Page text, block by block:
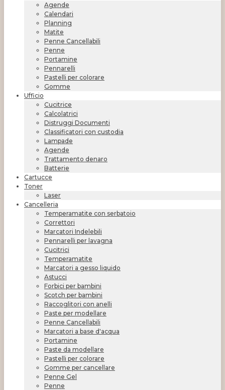
Agende
Calendari
Planning
Matite
Penne Cancellabili
Penne
Portamine
Pennarelli
Pastelli per colorare
Gomme
Ufficio
Cucitrice
Calcolatrici
Distruggi Documenti
Classificatori con custodia
Lampade
Agende
Trattamento denaro
Batterie
Cartucce
Toner
Laser
Cancelleria
Temperamatite con serbatoio
Correttori
Marcatori Indelebili
Pennarelli per lavagna
Cucitrici
Temperamatite
Marcatori a gesso liquido
Astucci
Forbici per bambini
Scotch per bambini
Raccoglitori con anelli
Paste per modellare
Penne Cancellabili
Marcatori a base d'acqua
Portamine
Paste da modellare
Pastelli per colorare
Gomme per cancellare
Penne Gel
Penne